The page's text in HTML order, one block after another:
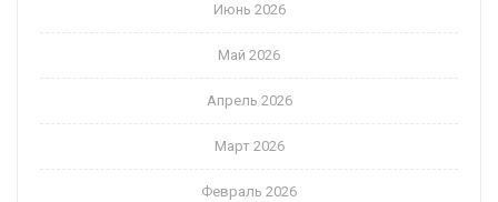
Июнь 2026
Май 2026
Апрель 2026
Март 2026
Февраль 2026